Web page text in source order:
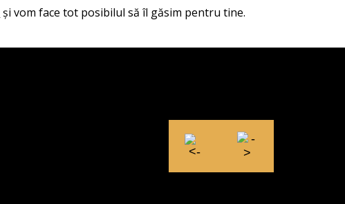
și vom face tot posibilul să îl găsim pentru tine.